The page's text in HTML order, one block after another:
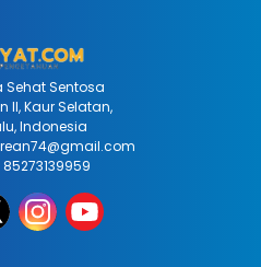
Sehat Sentosa
II, Kaur Selatan,
Indonesia